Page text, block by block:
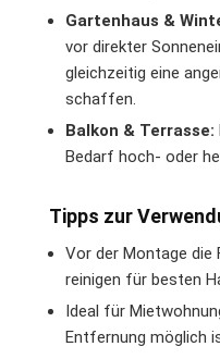
Gartenhaus &
vor direkter
gleichzeitig eine
schaffen.
Balkon & Terrasse:
Bedarf hoch- oder
Tipps zur
Vor der Montage
reinigen für besten
Ideal für
Entfernung möglich